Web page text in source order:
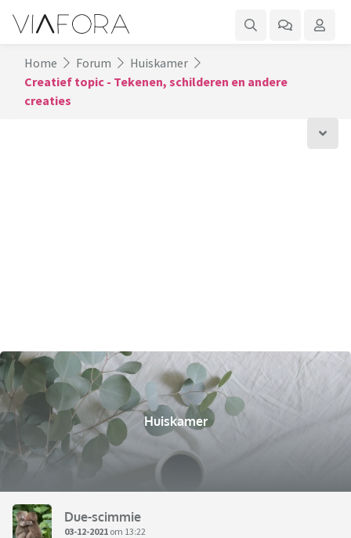
Home Forum
Huiskamer
Creatief topic - Tekenen, schilderen en andere
creaties
Huiskamer
Due-scimmie
03-12-2021 om 13:22